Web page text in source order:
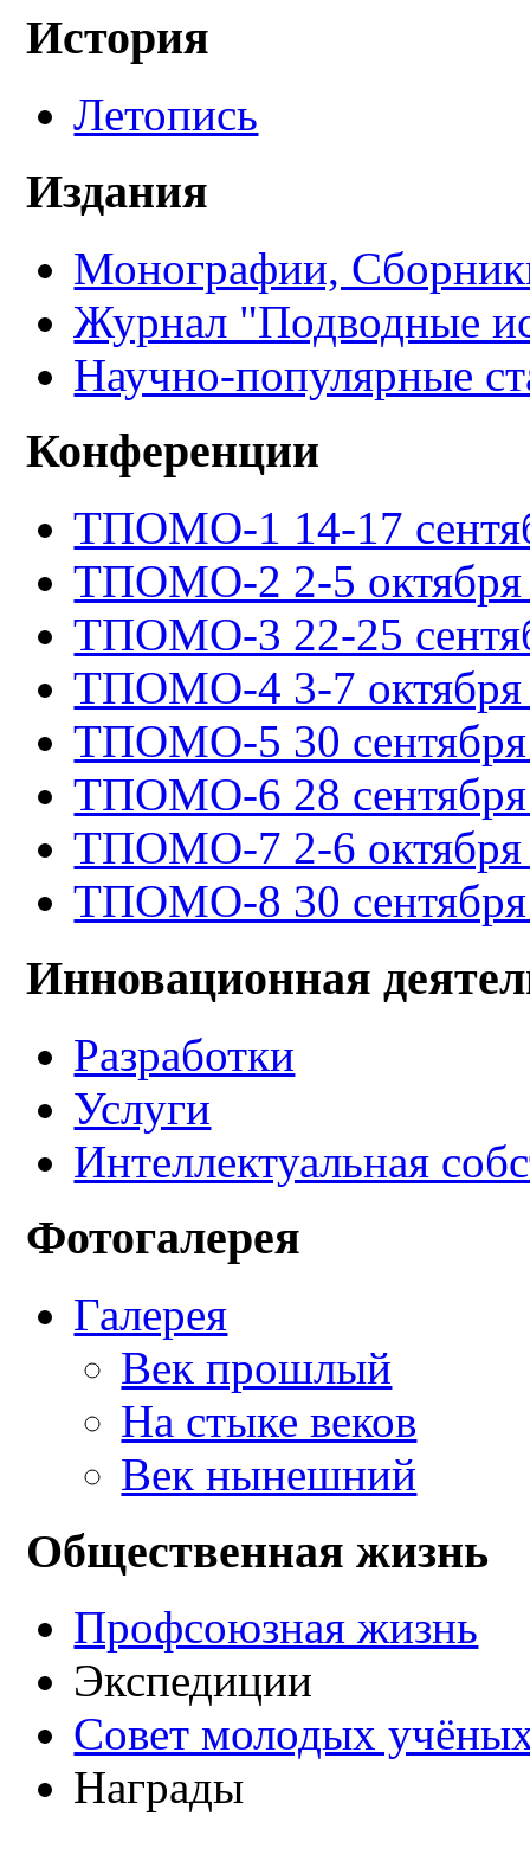
История
Летопись
Издания
Монографии,
Журнал "Подводные
Научно-популярные
Конференции
ТПОМО-1 14-17
ТПОМО-2 2-5 октября
ТПОМО-3 22-25
ТПОМО-4 3-7 октября
ТПОМО-5 30 сентября
ТПОМО-6 28 сентября
ТПОМО-7 2-6 октября
ТПОМО-8 30 сентября
Инновационная
Разработки
Услуги
Интеллектуальная
Фотогалерея
Галерея
Век прошлый
На стыке веков
Век нынешний
Общественная жизнь
Профсоюзная жизнь
Экспедиции
Совет молодых
Награды